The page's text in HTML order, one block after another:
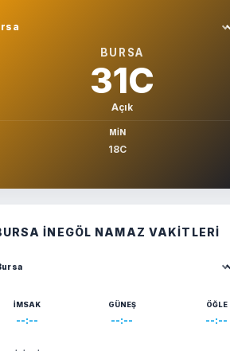
sec
BURSA
31C
Açık
MIN
18C
İNEGÖL NAMAZ VAKITLERI
seçin
İMSAK
--:--
GÜNEŞ
--:--
ÖĞLE
--:--